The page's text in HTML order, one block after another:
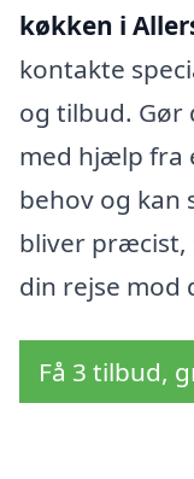
køkken i
kontakte
og tilbud. Gør
med hjælp fra
behov og kan
bliver præcist,
din rejse mod
Få 3 tilbud,